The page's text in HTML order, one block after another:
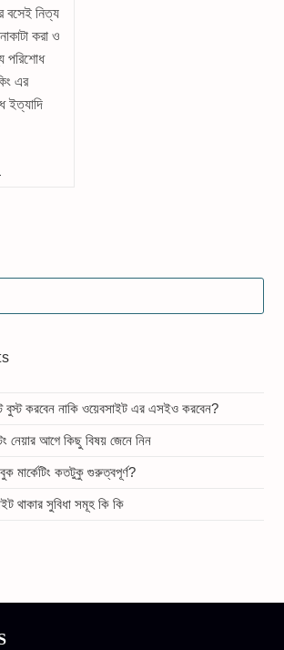
নিত্য
করা ও
পরিশোধ
এর
ইত্যাদি
বুস্ট করবেন নাকি ওয়েবসাইট এর এসইও করবেন?
নেয়ার আগে কিছু বিষয় জেনে নিন
মার্কেটিং কতটুকু গুরুত্বপূর্ণ?
থাকার সুবিধা সমূহ কি কি